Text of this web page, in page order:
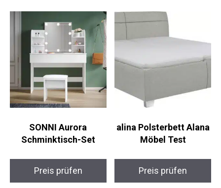
SONNI Aurora
Schminktisch-Set
Preis prüfen
alina Polsterbett Alana
Möbel Test
Preis prüfen